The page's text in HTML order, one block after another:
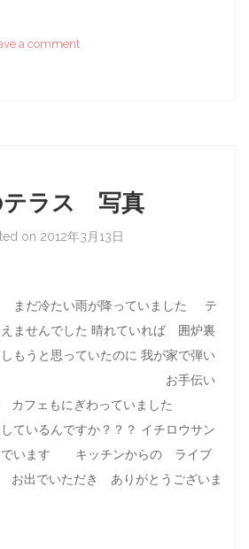
a comment
テラス 写真
on 2012年3月13日
だ冷たい雨が降っていました テ
ませんでした 晴れていれば 囲炉裏
もうと思っていたのに 我が家で弾い
ですね お手伝い
カフェもにぎわっていました
ているんですか？？？ イチロウサン
でいます キッチンからの ライブ
出でいただき ありがとうございま